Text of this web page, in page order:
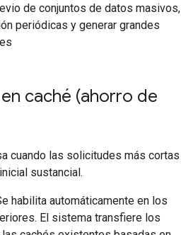
de conjuntos de datos masivos,
periódicas y generar grandes
caché (ahorro de
cuando las solicitudes más cortas
sustancial.
habilita automáticamente en los
El sistema transfiere los